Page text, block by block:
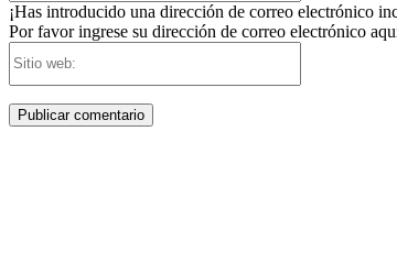
¡Has introducido una dirección de correo electrónico
Por favor ingrese su dirección de correo electrónico